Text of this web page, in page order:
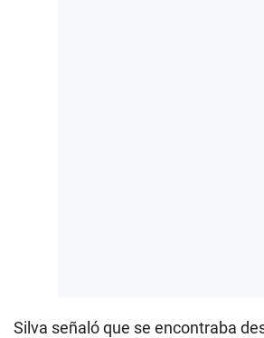
Silva señaló que se encontraba